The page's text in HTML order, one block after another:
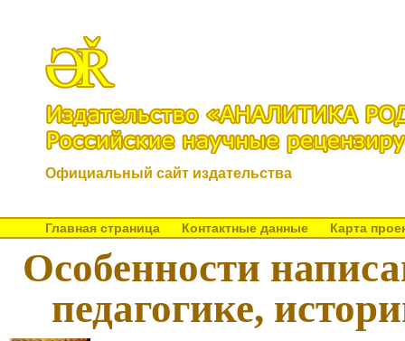
Официальный сайт издательства
Главная страница Контактные данные Карта
Особенности
педагогике,